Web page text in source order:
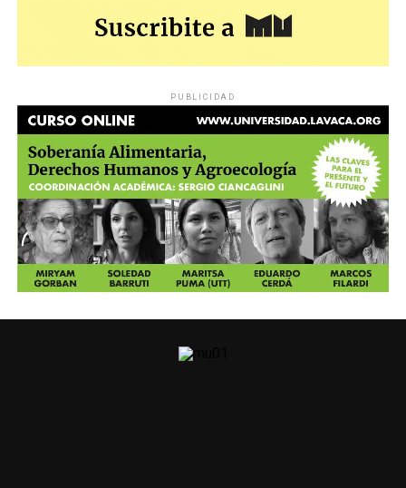
PUBLICIDAD